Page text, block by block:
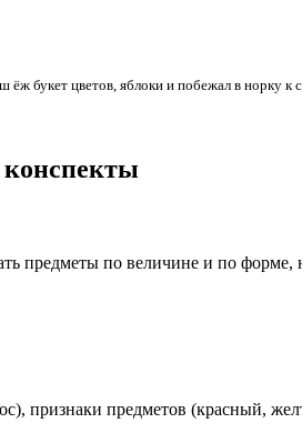
букет цветов, яблоки и побежал в норку к
конспекты
по величине и по форме,
признаки предметов (красный,